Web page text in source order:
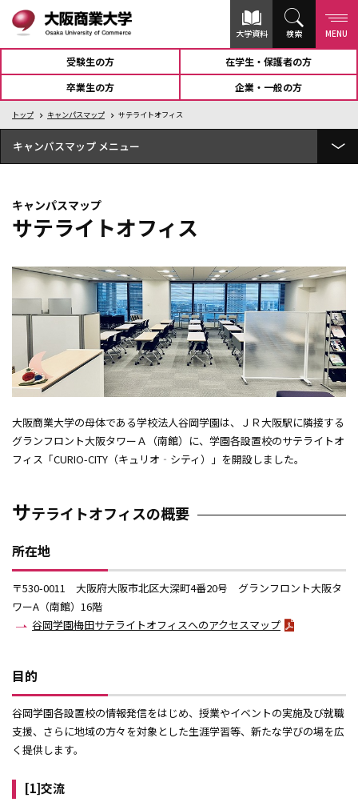
大学資料 検索 MENU
受験生の方
在学生・保護者の方
卒業生の方
企業・一般の方
トップ キャンパスマップ サテライトオフィス
キャンパスマップ
ユニバーシティホール蒼天
4号館
Ｓ-terrace(学生食堂)
5号館
6号館
Re/Ra/Ku
研究棟
本館
総合体育館
グラウンド
S-café（喫茶）
S-dorm（男子学生寮）
女子学生指定マンション（アブレストながせ）
学術センターU-BOX
キャンパスマップ
サテライトオフィス
大阪商業大学の母体である学校法人谷岡学園は、ＪＲ大阪駅に隣接する
グランフロント大阪タワーＡ（南館）に、学園各設置校のサテライトオ
フィス「CURIO-CITY（キュリオ‐シティ）」を開設しました。
サテライトオフィスの概要
所在地
〒530-0011 大阪府大阪市北区大深町4番20号 グランフロント大阪タ
ワーA（南館）16階
谷岡学園梅田サテライトオフィスへのアクセスマップ
目的
谷岡学園各設置校の情報発信をはじめ、授業やイベントの実施及び就職
支援、さらに地域の方々を対象とした生涯学習等、新たな学びの場を広
く提供します。
[1]交流